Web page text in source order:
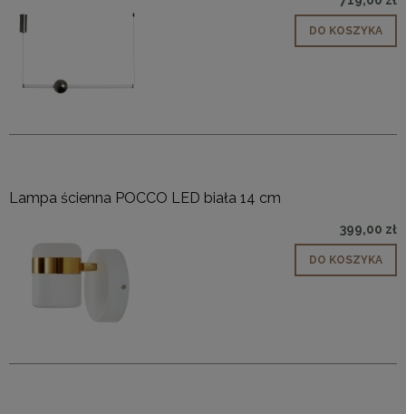
DO KOSZYKA
Lampa ścienna POCCO LED biała 14 cm
399,00 zł
DO KOSZYKA